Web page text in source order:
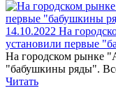
14.10.2022 На
установили первые
На городском рынке
"бабушкины ряды".
Читать